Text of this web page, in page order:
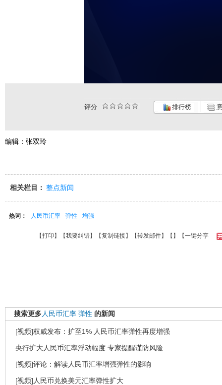
评分 排行榜
编辑：张双玲
相关栏目： 整点新闻
热词： 人民币汇率 弹性 增强
【打印 】【我要纠错】【复制链接】【转发邮件】【 】 【一键分享
搜索更多人民币汇率 弹性 的新闻
[视频]权威发布：扩至1% 人民币汇率弹性再度增强
央行扩大人民币汇率浮动幅度 专家提醒谨防风险
[视频]评论：解读人民币汇率增强弹性的影响
[视频]人民币兑换美元汇率弹性扩大